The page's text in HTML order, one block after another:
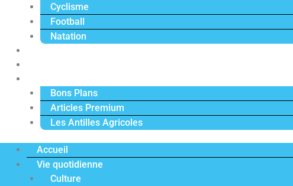
Cyclisme
Football
Natation
Bons Plans
Articles Premium
Les Antilles Agricoles
Accueil
Vie quotidienne
Culture